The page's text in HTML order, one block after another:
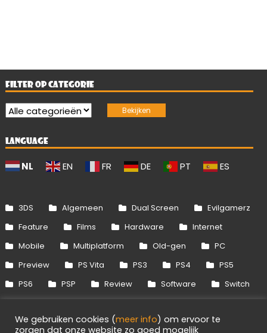
FILTER OP CATEGORIE
LANGUAGE
NL EN FR DE PT ES
3DS Algemeen Dual Screen
Evilgamerz
Feature
Films Hardware
Internet
Mobile
Multiplatform Old-gen
PC
Preview
PS Vita PS3 PS4
PS5
PS6
PSP Review Software
Switch
Xbox 360
Xbox One Xbox Series
We gebruiken cookies (meer info) om ervoor te
zorgen dat onze website zo goed mogelijk